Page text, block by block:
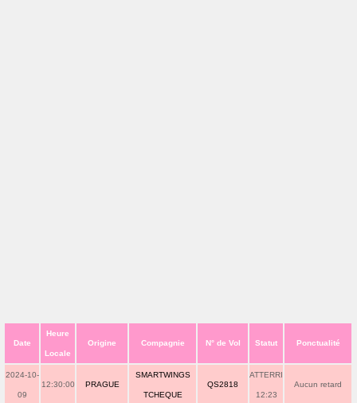
Date
Heure
Locale
Origine Compagnie N° de Vol Statut Ponctualité
2024-10-
09
12:30:00 PRAGUE
SMARTWINGS
TCHEQUE
QS2818
ATTERRI
12:23
Aucun retard